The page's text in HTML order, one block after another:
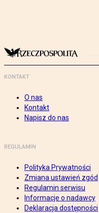
KONTAKT
O nas
Kontakt
Napisz do nas
REGULAMIN
Polityka Prywatności
Zmiana ustawień zgód
Regulamin serwisu
Informacje o nadawcy
Deklaracja dostępności